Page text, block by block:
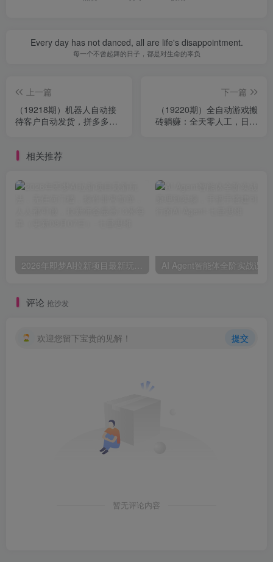
Every day has not danced, all are life's disappointment.
每一个不曾起舞的日子，都是对生命的辜负
上一篇
（19218期）机器人自动接
待客户自动发货，拼多多虚
下一篇
（19220期）全自动游戏搬
砖躺赚：全天零人工，日入
相关推荐
评论 抢沙发
欢迎您留下宝贵的见解！ 提交
暂无评论内容